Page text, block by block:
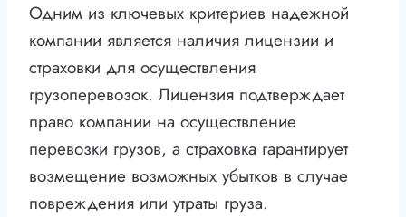
Одним из ключевых критериев надежной
компании является наличия лицензии и
страховки для осуществления
грузоперевозок. Лицензия подтверждает
право компании на осуществление
перевозки грузов, а страховка гарантирует
возмещение возможных убытков в случае
повреждения или утраты груза.